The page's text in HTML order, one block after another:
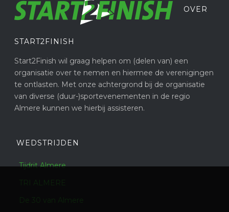
OVER
START2FINISH
Start2Finish wil graag helpen om (delen van) een
organisatie over te nemen en hiermee de verenigingen
te ontlasten. Met onze achtergrond bij de organisatie
van diverse (duur-)sportevenementen in de regio
Almere kunnen we hierbij assisteren.
WEDSTRIJDEN
Tijdrit Almere
TRI ALMERE
De 30 van Almere